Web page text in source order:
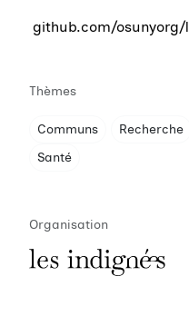
github.com/
Thèmes
Communs Recherche
Santé
Organisation